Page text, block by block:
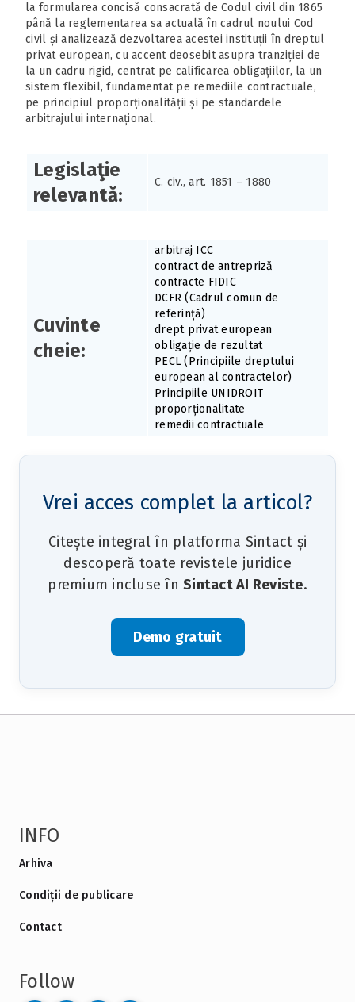
la formularea concisă consacrată de Codul civil din 1865
până la reglementarea sa actuală în cadrul noului Cod
civil și analizează dezvoltarea acestei instituții în dreptul
privat european, cu accent deosebit asupra tranziției de
la un cadru rigid, centrat pe calificarea obligațiilor, la un
sistem flexibil, fundamentat pe remediile contractuale,
pe principiul proporționalității și pe standardele
arbitrajului internațional.
Legislaţie
relevantă:
C. civ., art. 1851 – 1880
Cuvinte
cheie:
arbitraj ICC
contract de antrepriză
contracte FIDIC
DCFR (Cadrul comun de
referință)
drept privat european
obligație de rezultat
PECL (Principiile dreptului
european al contractelor)
Principiile UNIDROIT
proporționalitate
remedii contractuale
Vrei acces complet la articol?
Citește integral în platforma Sintact și
descoperă toate revistele juridice
premium incluse în Sintact AI Reviste.
Demo gratuit
INFO
Arhiva
Condiții de publicare
Contact
Follow